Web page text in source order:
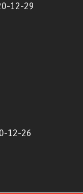
12-29
12-26